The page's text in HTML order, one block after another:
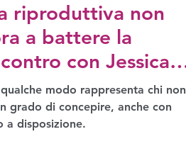
riproduttiva non
a battere la
con Jessica
modo rappresenta chi non
grado di concepire, anche con
disposizione.